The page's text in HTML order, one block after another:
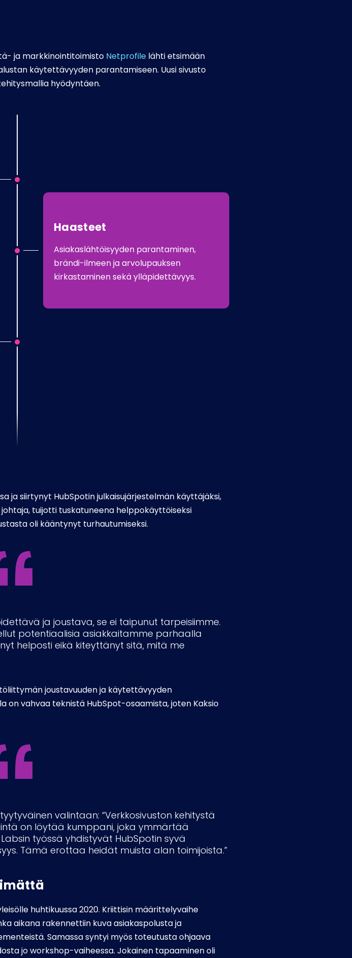
ja markkinointitoimisto Netprofile lähti etsimään
käytettävyyden parantamiseen. Uusi sivusto
hyödyntäen.
Haasteet
Asiakaslähtöisyyden parantaminen,
brändi-ilmeen ja arvolupauksen
kirkastaminen sekä ylläpidettävyys.
ja siirtynyt HubSpotin julkaisujärjestelmän käyttäjäksi,
tuijotti tuskatuneena helppokäyttöiseksi
oli kääntynyt turhautumiseksi.
ja joustava, se ei taipunut tarpeisiimme.
potentiaalisia asiakkaitamme parhaalla
helposti eikä kiteyttänyt sitä, mitä me
joustavuuden ja käytettävyyden
on vahvaa teknistä HubSpot-osaamista, joten Kaksio
valintaan: “Verkkosivuston kehitystä
on löytää kumppani, joka ymmärtää
työssä yhdistyvät HubSpotin syvä
Tämä erottaa heidät muista alan toimijoista.”
huhtikuussa 2020. Kriittisin määrittelyvaihe
aikana rakennettiin kuva asiakaspolusta ja
Samassa syntyi myös toteutusta ohjaava
jo workshop-vaiheessa. Jokainen tapaaminen oli